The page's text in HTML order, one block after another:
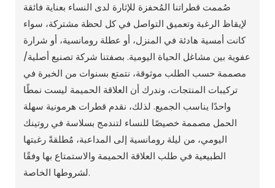
صُممت قطراتنا المُحفزة للإثارة لدى النساء بعناية فائقة
لإيقاظ الرغبة وتعميق التواصل في كل لحظة مشتركة، سواء
كانت أمسية هادئة في المنزل، أو عطلة رومانسية، أو شرارة
عفوية بين مشاغل الحياة اليومية. بصفتنا شركة تصنيع أصلية/
مصممة حسب الطلب موثوقة، نتمتع بسنوات من الخبرة في
تركيبات المنتجات، وندرك أن العلاقة الحميمة ليست نمطًا
واحدًا يناسب الجميع. لذلك، نقدم قطرات هرمونية سهلة
الحمل مصممة خصيصًا للنساء لتندمج بسلاسة في روتينك
اليومي، من ليلة رومانسية إلى المداعبة، مُطلقةً رغبتها
الطبيعية في طلب العلاقة الحميمة والاستمتاع بها وفقًا
لشروطها الخاصة.